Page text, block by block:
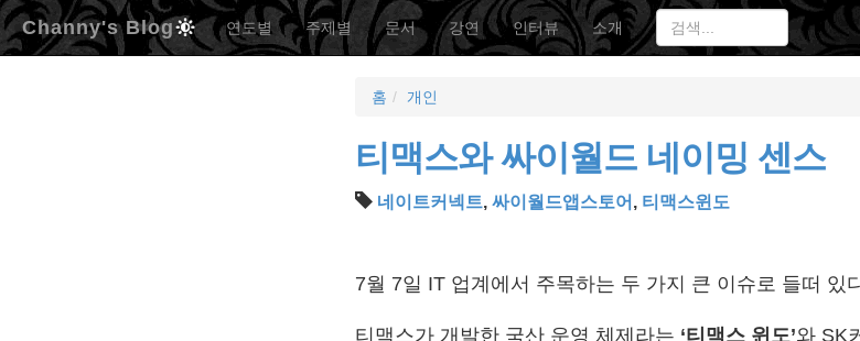
Channy's Blog 연도별 주제별 문서 강연 인터뷰 소개
홈 개인
티맥스와 싸이월드 네이밍 센스
네이트커넥트, 싸이월드앱스토어 , 티맥스윈도
7월 7일 IT 업계에서 주목하는 두 가지 큰 이슈로 들떠 있
티맥스가 개발한 국산 운영 체제라는 ‘티맥스 윈도’와 SK